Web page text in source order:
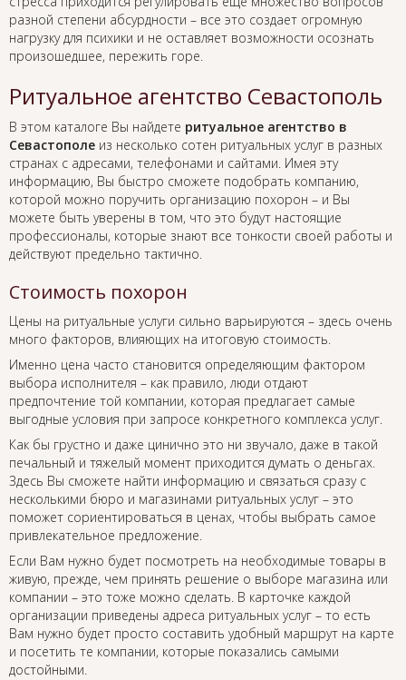
разной степени абсурдности – все это создает огромную
нагрузку для психики и не оставляет возможности осознать
произошедшее, пережить горе.
Ритуальное агентство Севастополь
В этом каталоге Вы найдете ритуальное агентство в
Севастополе из несколько сотен ритуальных услуг в разных
странах с адресами, телефонами и сайтами. Имея эту
информацию, Вы быстро сможете подобрать компанию,
которой можно поручить организацию похорон – и Вы
можете быть уверены в том, что это будут настоящие
профессионалы, которые знают все тонкости своей работы и
действуют предельно тактично.
Стоимость похорон
Цены на ритуальные услуги сильно варьируются – здесь очень
много факторов, влияющих на итоговую стоимость.
Именно цена часто становится определяющим фактором
выбора исполнителя – как правило, люди отдают
предпочтение той компании, которая предлагает самые
выгодные условия при запросе конкретного комплекса услуг.
Как бы грустно и даже цинично это ни звучало, даже в такой
печальный и тяжелый момент приходится думать о деньгах.
Здесь Вы сможете найти информацию и связаться сразу с
несколькими бюро и магазинами ритуальных услуг – это
поможет сориентироваться в ценах, чтобы выбрать самое
привлекательное предложение.
Если Вам нужно будет посмотреть на необходимые товары в
живую, прежде, чем принять решение о выборе магазина или
компании – это тоже можно сделать. В карточке каждой
организации приведены адреса ритуальных услуг – то есть
Вам нужно будет просто составить удобный маршрут на карте
и посетить те компании, которые показались самыми
достойными.